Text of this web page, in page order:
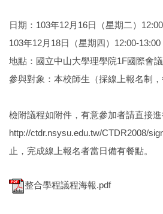
日期：103年12月16日（星期二）
103年12月18日（星期四）12:00-13:00
地點：國立中山大學理學院1F國際會
參與對象：本校師生（採線上報名制，
檢附議程如附件，有意參加者請直接進
http://ctdr.nsysu.edu.tw/CTDR2008/
止，完成線上報名者當日備有餐點。
整合學程議程海報.pdf